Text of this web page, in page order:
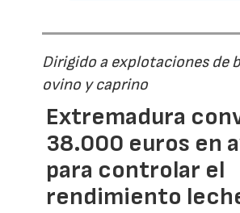
Dirigido a explotaciones de
ovino y caprino
Extremadura
38.000 euros en
para controlar el
rendimiento